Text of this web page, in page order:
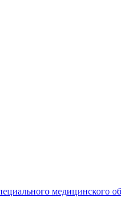
медицинского